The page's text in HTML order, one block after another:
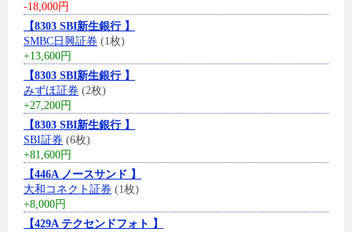
-18,000円
【8303 SBI新生銀行 】
SMBC日興証券 (1枚)
+13,600円
【8303 SBI新生銀行 】
みずほ証券 (2枚)
+27,200円
【8303 SBI新生銀行 】
SBI証券 (6枚)
+81,600円
【446A ノースサンド 】
大和コネクト証券 (1枚)
+8,000円
【429A テクセンドフォト 】